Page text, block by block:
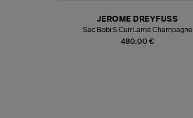
480,00 €
JEROME DREYFUSS
Sac Bobi S Cuir Lamé Champagne